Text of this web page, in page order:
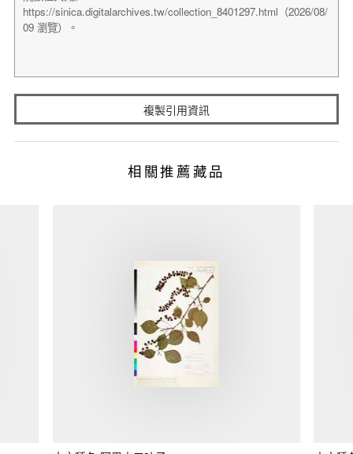
複製引用資訊
相關推薦藏品